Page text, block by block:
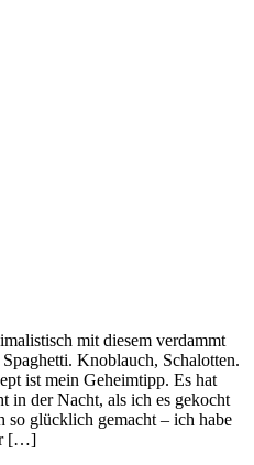
mit diesem verdammt
Knoblauch, Schalotten.
ist mein Geheimtipp. Es hat
in der Nacht, als ich es gekocht
so glücklich gemacht – ich habe
[…]